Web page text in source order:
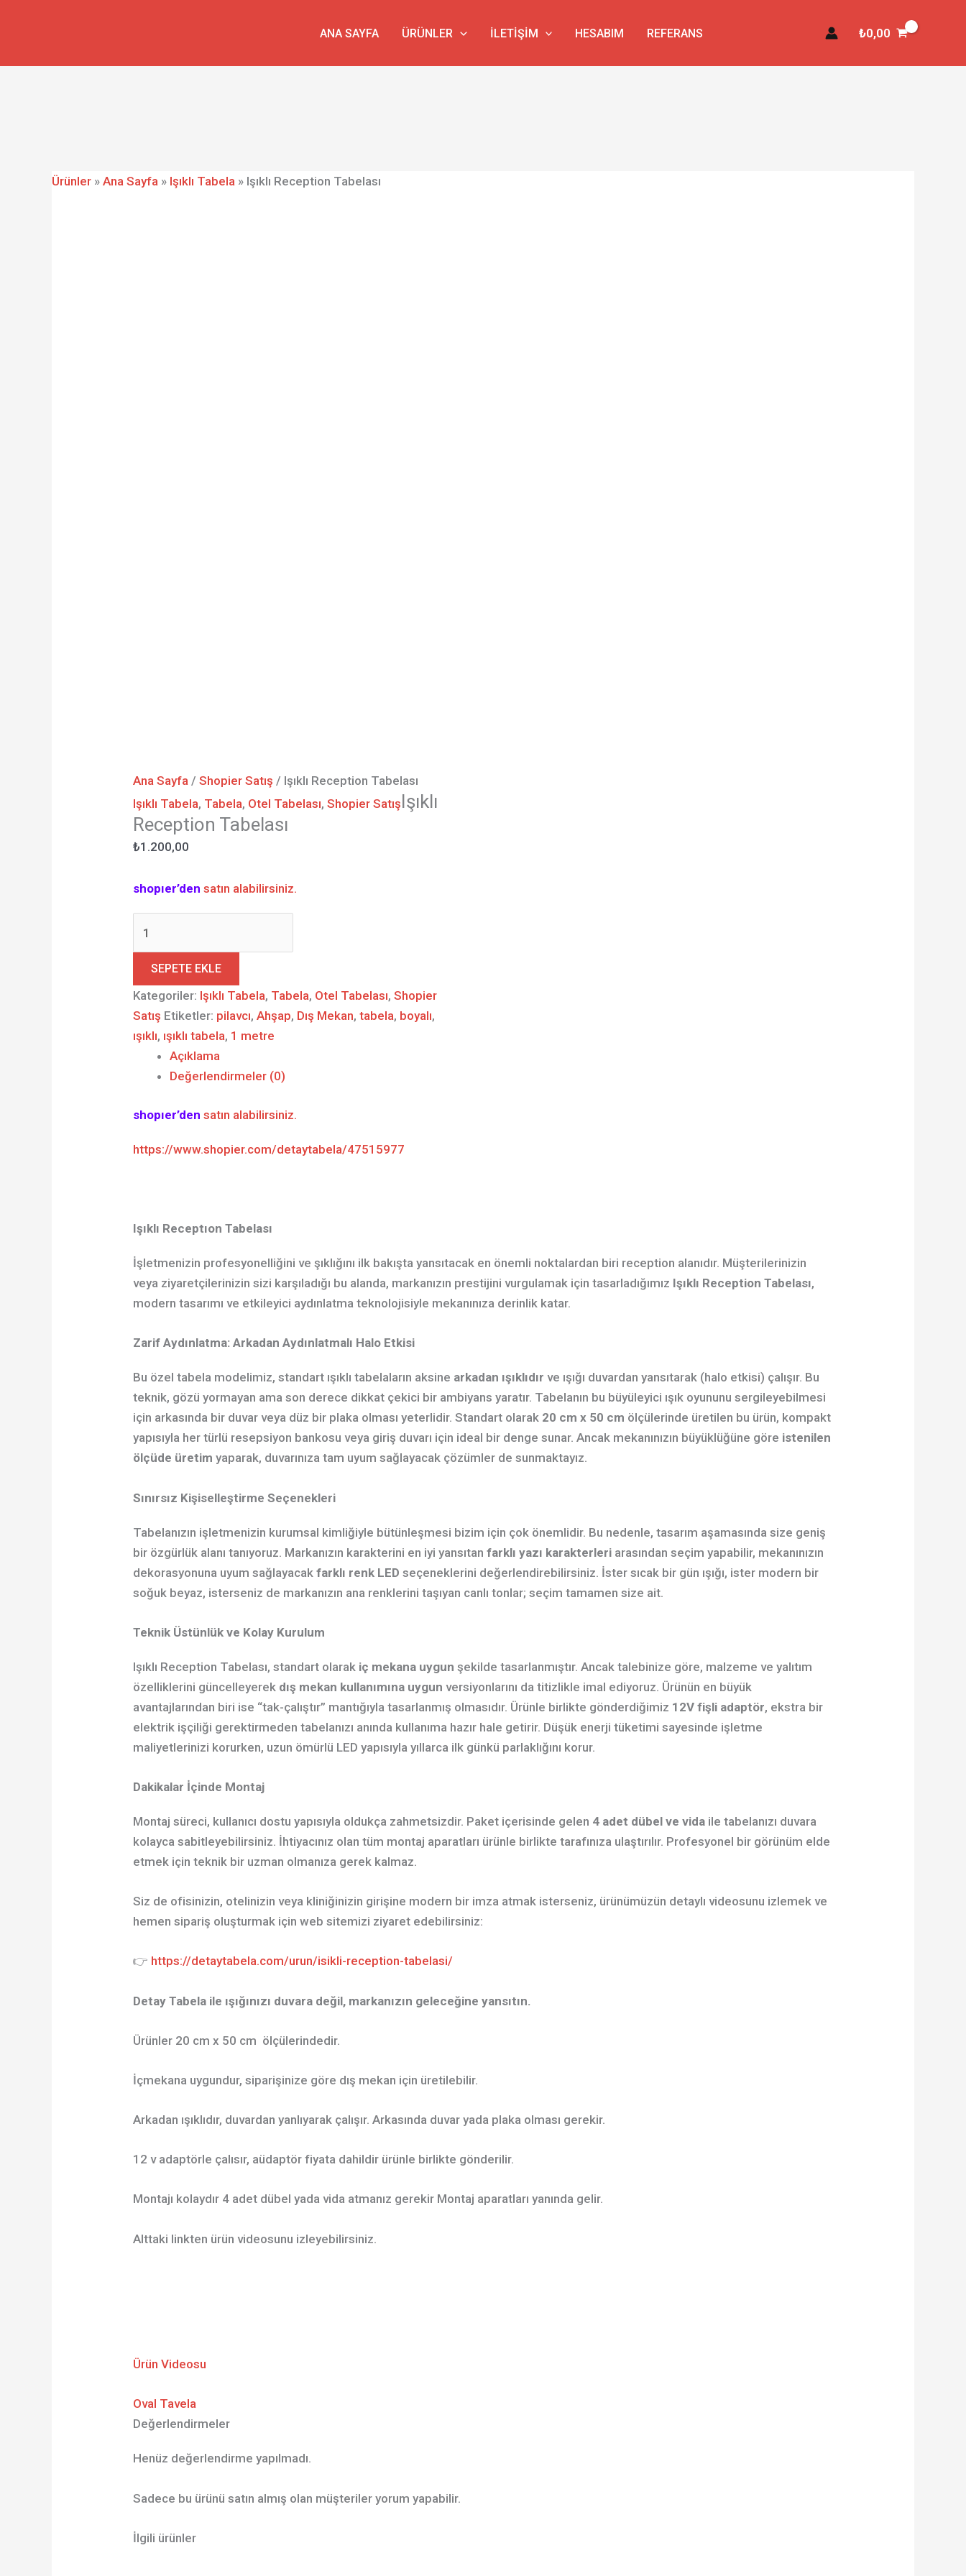
ANA SAYFA ÜRÜNLER İLETIŞIM HESABIM REFERANS ₺0,00
Ürünler » Ana Sayfa » Işıklı Tabela » Işıklı Reception Tabelası
Ana Sayfa /Shopier Satış / Işıklı Reception Tabelası
Işıklı Tabela, Tabela, Otel Tabelası,Shopier SatışIşıklı
Reception Tabelası
₺1.200,00
shopıer’densatın alabilirsiniz.
adet
SEPETE EKLE
Kategoriler: Işıklı Tabela, Tabela, Otel Tabelası,Shopier
Satış Etiketler: pilavcı,Ahşap, Dış Mekan,tabela, boyalı,
ışıklı, ışıklı tabela, 1 metre
Açıklama
Değerlendirmeler (0)
shopıer’densatın alabilirsiniz.
https://www.shopier.com/detaytabela/47515977
Işıklı Receptıon Tabelası
İşletmenizin profesyonelliğini ve şıklığını ilk bakışta yansıtacak en önemli noktalardan biri reception alanıdır. Müşterilerinizin
veya ziyaretçilerinizin sizi karşıladığı bu alanda, markanızın prestijini vurgulamak için tasarladığımız Işıklı Reception Tabelası,
modern tasarımı ve etkileyici aydınlatma teknolojisiyle mekanınıza derinlik katar.
Zarif Aydınlatma: Arkadan Aydınlatmalı Halo Etkisi
Bu özel tabela modelimiz, standart ışıklı tabelaların aksine arkadan ışıklıdır ve ışığı duvardan yansıtarak (halo etkisi) çalışır. Bu
teknik, gözü yormayan ama son derece dikkat çekici bir ambiyans yaratır. Tabelanın bu büyüleyici ışık oyununu sergileyebilmesi
için arkasında bir duvar veya düz bir plaka olması yeterlidir. Standart olarak 20 cm x 50 cm ölçülerinde üretilen bu ürün, kompakt
yapısıyla her türlü resepsiyon bankosu veya giriş duvarı için ideal bir denge sunar. Ancak mekanınızın büyüklüğüne göre istenilen
ölçüde üretim yaparak, duvarınıza tam uyum sağlayacak çözümler de sunmaktayız.
Sınırsız Kişiselleştirme Seçenekleri
Tabelanızın işletmenizin kurumsal kimliğiyle bütünleşmesi bizim için çok önemlidir. Bu nedenle, tasarım aşamasında size geniş
bir özgürlük alanı tanıyoruz. Markanızın karakterini en iyi yansıtanfarklı yazı karakterleri arasından seçim yapabilir, mekanınızın
dekorasyonuna uyum sağlayacakfarklı renk LED seçeneklerini değerlendirebilirsiniz. İster sıcak bir gün ışığı, ister modern bir
soğuk beyaz, isterseniz de markanızın ana renklerini taşıyan canlı tonlar; seçim tamamen size ait.
Teknik Üstünlük ve Kolay Kurulum
Işıklı Reception Tabelası, standart olarak iç mekana uygun şekilde tasarlanmıştır. Ancak talebinize göre, malzeme ve yalıtım
özelliklerini güncelleyerek dış mekan kullanımına uygun versiyonlarını da titizlikle imal ediyoruz. Ürünün en büyük
avantajlarından biri ise “tak-çalıştır” mantığıyla tasarlanmış olmasıdır. Ürünle birlikte gönderdiğimiz 12V fişli adaptör, ekstra bir
elektrik işçiliği gerektirmeden tabelanızı anında kullanıma hazır hale getirir. Düşük enerji tüketimi sayesinde işletme
maliyetlerinizi korurken, uzun ömürlü LED yapısıyla yıllarca ilk günkü parlaklığını korur.
Dakikalar İçinde Montaj
Montaj süreci, kullanıcı dostu yapısıyla oldukça zahmetsizdir. Paket içerisinde gelen 4 adet dübel ve vida ile tabelanızı duvara
kolayca sabitleyebilirsiniz. İhtiyacınız olan tüm montaj aparatları ürünle birlikte tarafınıza ulaştırılır. Profesyonel bir görünüm elde
etmek için teknik bir uzman olmanıza gerek kalmaz.
Siz de ofisinizin, otelinizin veya kliniğinizin girişine modern bir imza atmak isterseniz, ürünümüzün detaylı videosunu izlemek ve
hemen sipariş oluşturmak için web sitemizi ziyaret edebilirsiniz:
👉 https://detaytabela.com/urun/isikli-reception-tabelasi/
Detay Tabela ile ışığınızı duvara değil, markanızın geleceğine yansıtın.
Ürünler 20 cm x 50 cm ölçülerindedir.
İçmekana uygundur, siparişinize göre dış mekan için üretilebilir.
Arkadan ışıklıdır, duvardan yanlıyarak çalışır. Arkasında duvar yada plaka olması gerekir.
12 v adaptörle çalısır, aüdaptör fiyata dahildir ürünle birlikte gönderilir.
Montajı kolaydır 4 adet dübel yada vida atmanız gerekir Montaj aparatları yanında gelir.
Alttaki linkten ürün videosunu izleyebilirsiniz.
Ürün Videosu
Oval Tavela
Değerlendirmeler
Henüz değerlendirme yapılmadı.
Sadece bu ürünü satın almış olan müşteriler yorum yapabilir.
İlgili ürünler